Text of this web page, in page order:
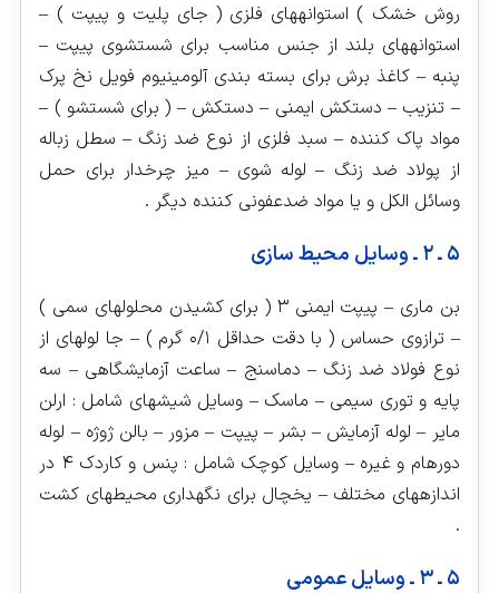
روش خشک ) استوانه‏های فلزی ( جای پلیت و پیپت ) –
استوانه‏های بلند از جنس مناسب برای شستشوی پیپت –
پنبه – کاغذ برش برای بسته بندی آلومینیوم فویل نخ پرک
– تنزیب – دستکش ایمنی – دستکش – ( برای شستشو ) –
مواد پاک کننده – سبد فلزی از نوع ضد زنگ – سطل زباله
از پولاد ضد زنگ – لوله شوی – میز چرخدار برای حمل
وسائل الکل و یا مواد ضدعفونی کننده دیگر .
۵ ـ ۲ ـ وسایل محیط سازی
بن ماری – پیپت ایمنی ۳ ( برای کشیدن محلولهای سمی )
– ترازوی حساس ( با دقت حداقل ۰/۱ گرم ) – جا لوله‏ای از
نوع فولاد ضد زنگ – دماسنج – ساعت آزمایشگاهی – سه
پایه و توری سیمی – ماسک – وسایل شیشه‏ای شامل : ارلن
مایر – لوله آزمایش – بشر – پیپت – مزور – بالن ژوژه – لوله
دورهام و غیره – وسایل کوچک شامل : پنس و کاردک ۴ در
اندازه‏های مختلف – یخچال برای نگهداری محیطهای کشت
.
۵ ـ ۳ ـ وسایل عمومی